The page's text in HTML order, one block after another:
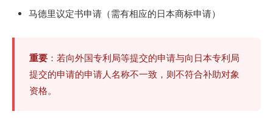
马德里议定书申请（需有相应的日本商标申请）
重要 ：若向外国专利局等提交的申请与向日本专利局
提交的申请的申请人名称不一致，则不符合补助对象
资格。